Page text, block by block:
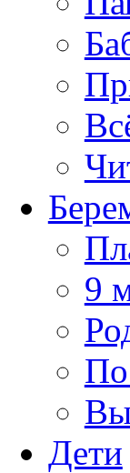
9
Дети